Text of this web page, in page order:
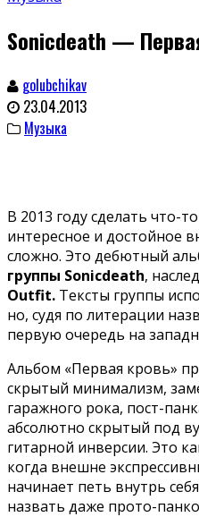
Sonicdeath —
golubchikav
23.04.2013
Музыка
В 2013 году сделать что-
интересное и достойное
сложно. Это дебютный
группы Sonicdeath,
Outfit. Тексты группы
но, судя по литерации
первую очередь на
Альбом «Первая кровь»
скрытый минимализм,
гаражного рока, пост-
абсолютно скрытый под
гитарной инверсии. Это
когда внешне
начинает петь внутрь
назвать даже прото-